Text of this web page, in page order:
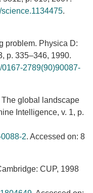
science.1134475.
problem. Physica D:
p. 335–346, 1990.
0167-2789(90)90087-
The global landscape
Intelligence, v. 1, p.
2. Accessed on: 8
CUP, 1998